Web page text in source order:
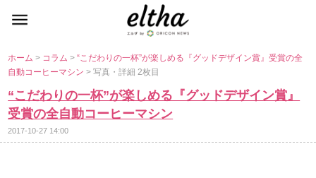
ホーム> コラム>“こだわりの一杯”が楽しめる『グッドデザイン賞』受賞の全
自動コーヒーマシン> 写真・詳細 2枚目
“こだわりの一杯”が楽しめる『グッドデザイン賞』
受賞の全自動コーヒーマシン
2017-10-27 14:00